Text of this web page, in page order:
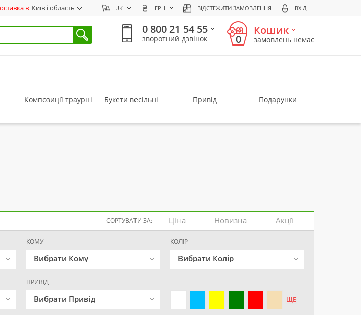
в Київ і область UK ГРН ВІДСТЕЖИТИ ЗАМОВЛЕННЯ ВХІД
0 800 21 54 55
зворотний дзвінок 0
Кошик
замовлень немає
Композиції траурні Букети весільні Привід Подарунки
СОРТУВАТИ ЗА: Ціна Новизна Акції
КОМУ
Вибрати Кому
КОЛІР
Вибрати Колір
ПРИВІД
Вибрати Привід ЩЕ